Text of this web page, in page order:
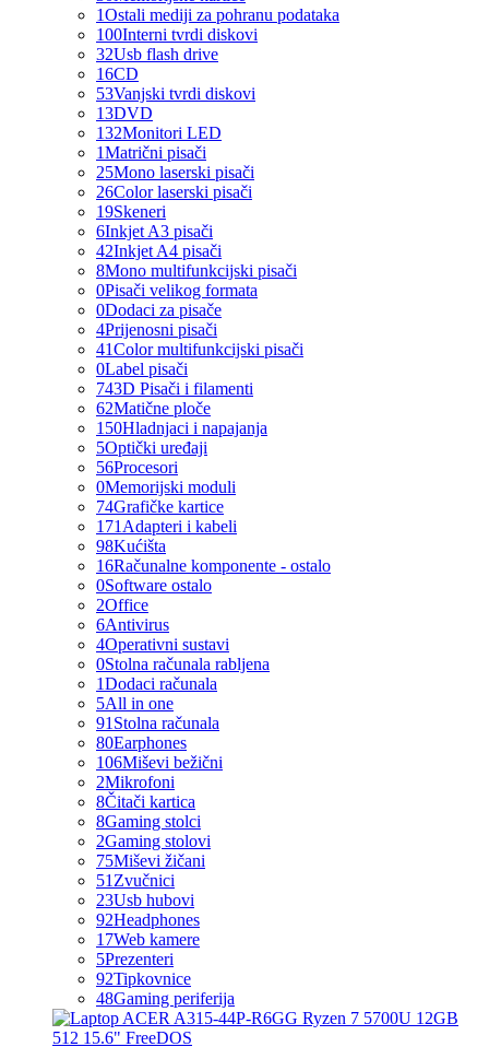
1Ostali mediji za pohranu podataka
100Interni tvrdi diskovi
32Usb flash drive
16CD
53Vanjski tvrdi diskovi
13DVD
132Monitori LED
1Matrični pisači
25Mono laserski pisači
26Color laserski pisači
19Skeneri
6Inkjet A3 pisači
42Inkjet A4 pisači
8Mono multifunkcijski pisači
0Pisači velikog formata
0Dodaci za pisače
4Prijenosni pisači
41Color multifunkcijski pisači
0Label pisači
743D Pisači i filamenti
62Matične ploče
150Hladnjaci i napajanja
5Optički uređaji
56Procesori
0Memorijski moduli
74Grafičke kartice
171 Adapteri i kabeli
98Kućišta
16Računalne komponente - ostalo
0Software ostalo
2Office
6Antivirus
4Operativni sustavi
0Stolna računala rabljena
1Dodaci računala
5All in one
91 Stolna računala
80Earphones
106Miševi bežični
2Mikrofoni
8Čitači kartica
8Gaming stolci
2Gaming stolovi
75Miševi žičani
51 Zvučnici
23Usb hubovi
92Headphones
17Web kamere
5Prezenteri
92Tipkovnice
48Gaming periferija